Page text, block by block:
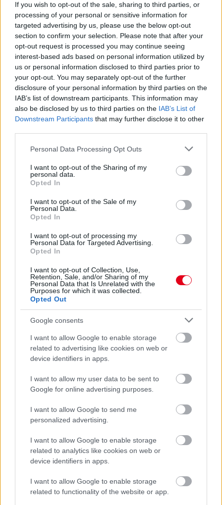
If you wish to opt-out of the sale, sharing to third parties, or
processing of your personal or sensitive information for
targeted advertising by us, please use the below opt-out
section to confirm your selection. Please note that after your
opt-out request is processed you may continue seeing
interest-based ads based on personal information utilized by
us or personal information disclosed to third parties prior to
your opt-out. You may separately opt-out of the further
disclosure of your personal information by third parties on the
IAB’s list of downstream participants. This information may
also be disclosed by us to third parties on the IAB’s List of
Downstream Participants that may further disclose it to other
Please note that this website/app uses one or more Google
not limited to your visit or usage behaviour. You may click to
grant or deny consent to Google and its third-party tags to
use your data for below specified purposes in below Google
consent section.
Personal Data Processing Opt Outs
I want to opt-out of the Sharing of my
personal data.
Opted In
I want to opt-out of the Sale of my
Personal Data.
Opted In
I want to opt-out of processing my
Personal Data for Targeted Advertising.
Opted In
I want to opt-out of Collection, Use,
Retention, Sale, and/or Sharing of my
Personal Data that Is Unrelated with the
Purposes for which it was collected.
Opted Out
Google consents
I want to allow Google to enable storage
related to advertising like cookies on web or
device identifiers in apps.
I want to allow my user data to be sent to
Google for online advertising purposes.
I want to allow Google to send me
personalized advertising.
I want to allow Google to enable storage
related to analytics like cookies on web or
device identifiers in apps.
I want to allow Google to enable storage
related to functionality of the website or app.
16 órája
Bullhoz?
21 órája
Óriási bevétel-visszaesést könyvelhetett el az F1 a
második negyedévben
23 órája